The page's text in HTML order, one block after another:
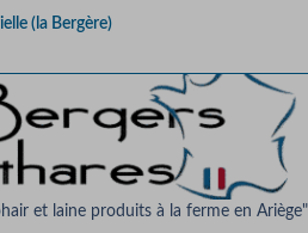
(la Bergère)
et laine produits à la ferme en Ariège"